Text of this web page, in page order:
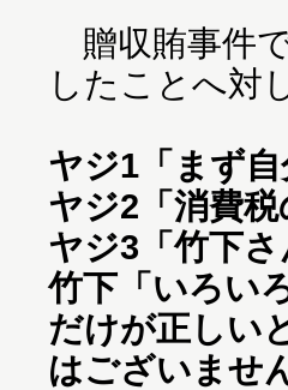
贈収賄事件
したことへ対
ヤジ1 「まず
ヤジ2 「消費
ヤジ3 「竹下
竹下 「いろい
だけが正しい
はございませ